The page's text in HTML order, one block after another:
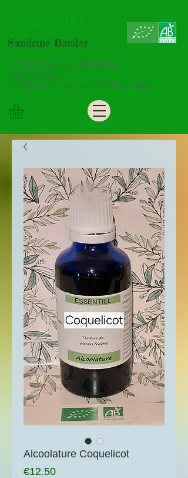
Sandrine Bauder
Culture Cueillette Distillation
Transformation
de Plantes Aromatiques et Médicinales
Alcoolature Coquelicot
€12.50Price